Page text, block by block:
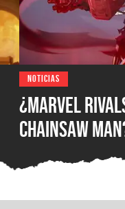
NOTICIAS
¿Marvel
Chainsaw
comparan a
Demonio Pistola